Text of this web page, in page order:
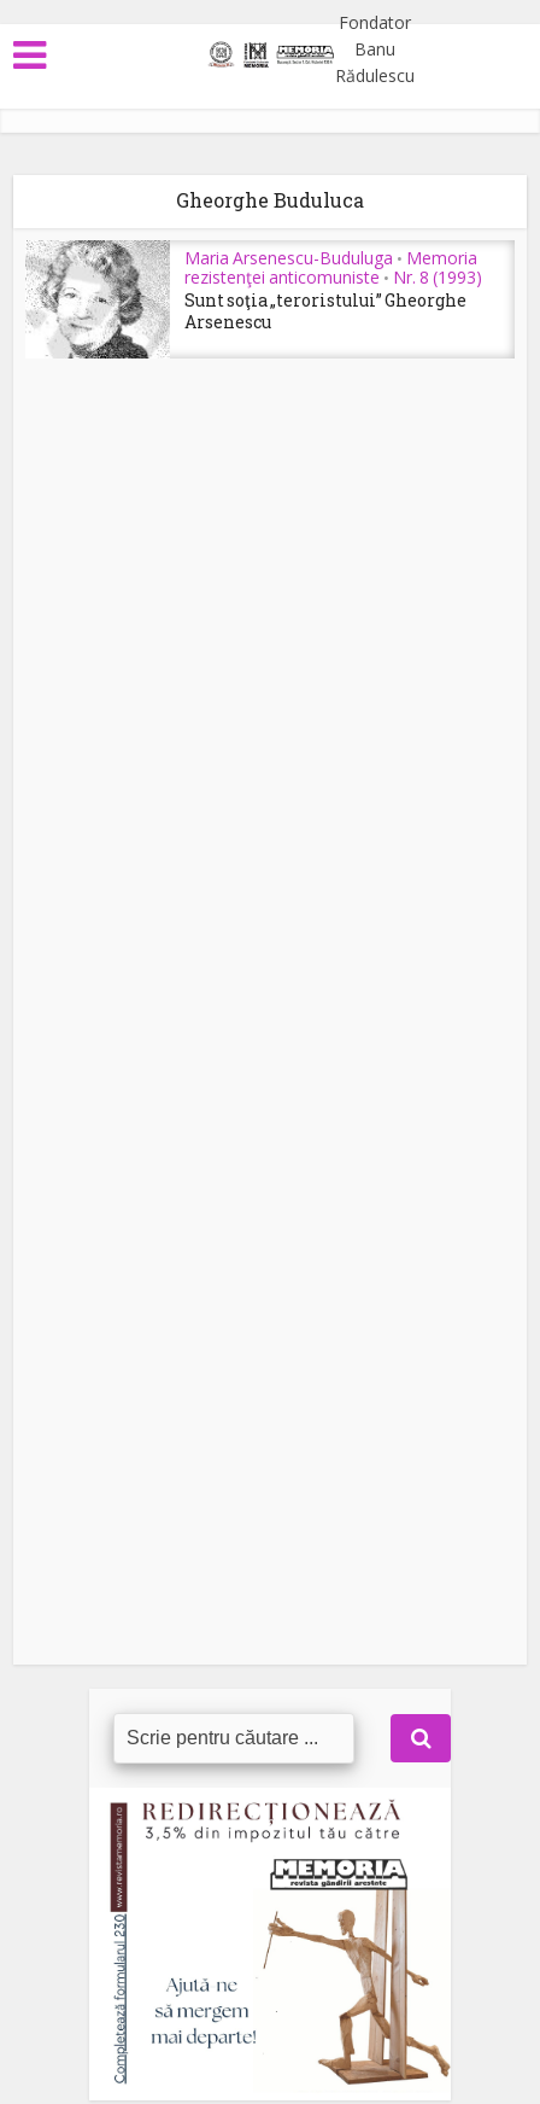
Gheorghe Buduluca
Maria Arsenescu-Buduluga • Memoria
rezistenţei anticomuniste • Nr. 8 (1993)
Sunt soţia „teroristului” Gheorghe
Arsenescu